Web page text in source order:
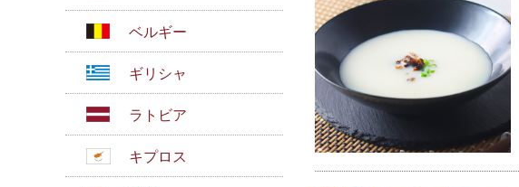
ベルギー
ギリシャ
ラトビア
キプロス